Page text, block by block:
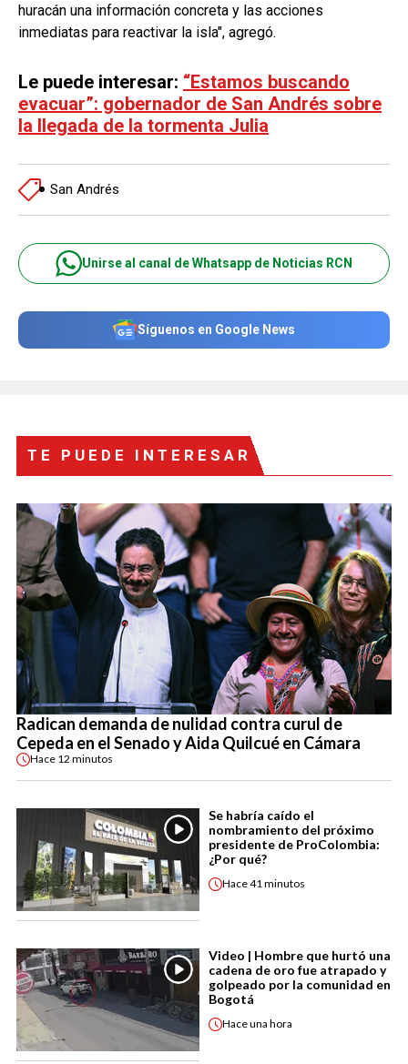
huracán una información concreta y las acciones
inmediatas para reactivar la isla", agregó.
Le puede interesar: “Estamos buscando
evacuar”: gobernador de San Andrés sobre
la llegada de la tormenta Julia
San Andrés
Unirse al canal de Whatsapp de Noticias RCN
Síguenos en Google News
TE PUEDE INTERESAR
Radican demanda de nulidad contra curul de
Cepeda en el Senado y Aida Quilcué en Cámara
Hace 12 minutos
Se habría caído el
nombramiento del próximo
presidente de ProColombia:
¿Por qué?
Hace41 minutos
Video | Hombre que hurtó una
cadena de oro fue atrapado y
golpeado por la comunidad en
Bogotá
Haceuna hora